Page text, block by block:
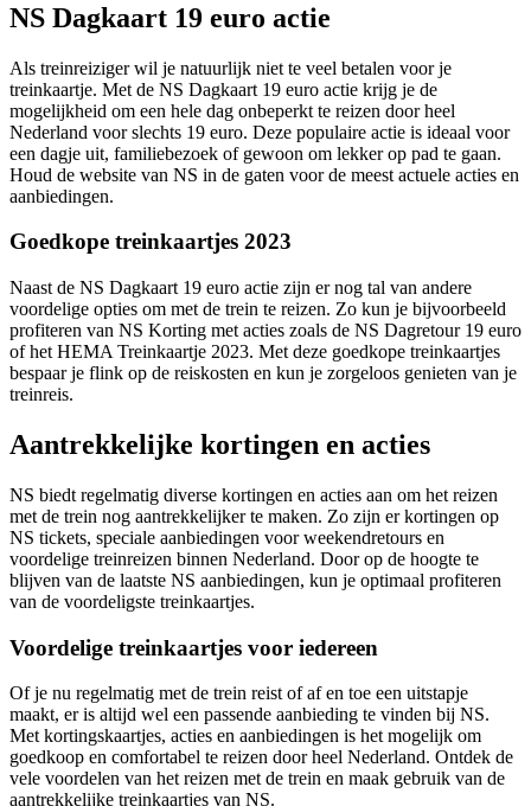
NS Dagkaart 19 euro actie
Als treinreiziger wil je natuurlijk niet te veel betalen voor je
treinkaartje. Met de NS Dagkaart 19 euro actie krijg je de
mogelijkheid om een hele dag onbeperkt te reizen door heel
Nederland voor slechts 19 euro. Deze populaire actie is ideaal voor
een dagje uit, familiebezoek of gewoon om lekker op pad te gaan.
Houd de website van NS in de gaten voor de meest actuele acties en
aanbiedingen.
Goedkope treinkaartjes 2023
Naast de NS Dagkaart 19 euro actie zijn er nog tal van andere
voordelige opties om met de trein te reizen. Zo kun je bijvoorbeeld
profiteren van NS Korting met acties zoals de NS Dagretour 19 euro
of het HEMA Treinkaartje 2023. Met deze goedkope treinkaartjes
bespaar je flink op de reiskosten en kun je zorgeloos genieten van je
treinreis.
Aantrekkelijke kortingen en acties
NS biedt regelmatig diverse kortingen en acties aan om het reizen
met de trein nog aantrekkelijker te maken. Zo zijn er kortingen op
NS tickets, speciale aanbiedingen voor weekendretours en
voordelige treinreizen binnen Nederland. Door op de hoogte te
blijven van de laatste NS aanbiedingen, kun je optimaal profiteren
van de voordeligste treinkaartjes.
Voordelige treinkaartjes voor iedereen
Of je nu regelmatig met de trein reist of af en toe een uitstapje
maakt, er is altijd wel een passende aanbieding te vinden bij NS.
Met kortingskaartjes, acties en aanbiedingen is het mogelijk om
goedkoop en comfortabel te reizen door heel Nederland. Ontdek de
vele voordelen van het reizen met de trein en maak gebruik van de
aantrekkelijke treinkaartjes van NS.